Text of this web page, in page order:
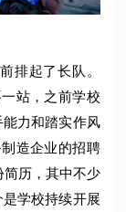
排起了长队。
站，之前学校
力和踏实作风
造企业的招聘
历，其中不少
学校持续开展